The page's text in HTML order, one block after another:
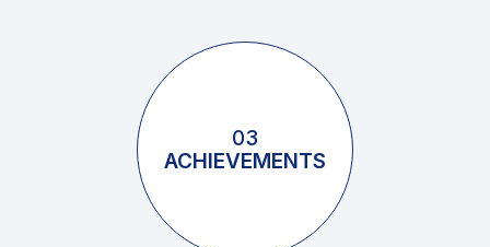
03
ACHIEVEMENTS